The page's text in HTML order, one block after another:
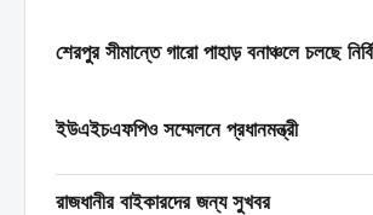
শেরপুর সীমান্তে গারো পাহাড় বনাঞ্চলে চলছে
ইউএইচএফপিও সম্মেলনে প্রধানমন্ত্রী
রাজধানীর বাইকারদের জন্য সুখবর